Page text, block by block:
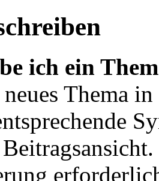
ich ein
Thema